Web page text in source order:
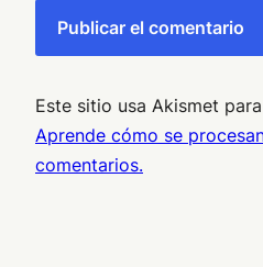
Este sitio usa Akismet
Aprende cómo se
comentarios.